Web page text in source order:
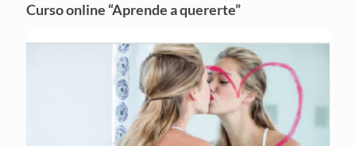
Curso online “Aprende a quererte”